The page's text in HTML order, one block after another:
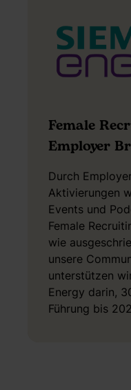
Female
Employer
Durch
Aktivierungen
Events und
Female
wie
unsere
unterstützen
Energy darin,
Führung bis